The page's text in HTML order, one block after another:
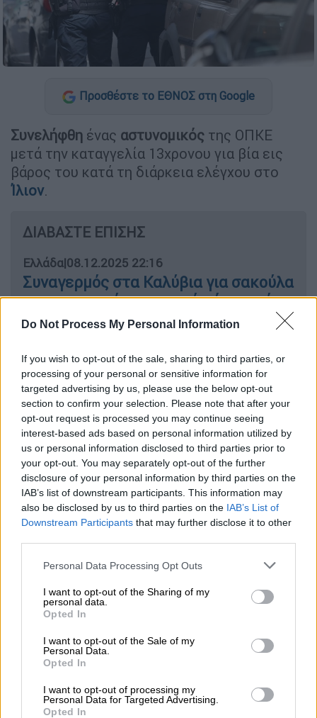
Do Not Process My Personal Information
If you wish to opt-out of the sale, sharing to third parties, or
processing of your personal or sensitive information for
targeted advertising by us, please use the below opt-out
section to confirm your selection. Please note that after your
opt-out request is processed you may continue seeing
interest-based ads based on personal information utilized by
us or personal information disclosed to third parties prior to
your opt-out. You may separately opt-out of the further
disclosure of your personal information by third parties on the
IAB’s list of downstream participants. This information may
also be disclosed by us to third parties on the IAB’s List of
Downstream Participants that may further disclose it to other
Please note that this website/app uses one or more Google
not limited to your visit or usage behaviour. You may click to
grant or deny consent to Google and its third-party tags to
use your data for below specified purposes in below Google
consent section.
Personal Data Processing Opt Outs
I want to opt-out of the Sharing of my
personal data.
Opted In
I want to opt-out of the Sale of my
Personal Data.
Opted In
I want to opt-out of processing my
Personal Data for Targeted Advertising.
Opted In
Προσθέστε το ΕΘΝΟΣ στη Google
Συνελήφθη ένας αστυνομικός της ΟΠΚΕ
μετά την καταγγελία 13χρονου για βία εις
βάρος του κατά τη διάρκεια ελέγχου στο
Ίλιον.
ΔΙΑΒΑΣΤΕ ΕΠΙΣΗΣ
Ελλάδα|08.12.2025 22:16
Συναγερμός στα Καλύβια για σακούλα
με εκρηκτικό μηχανισμό κάτω από
αυτοκίνητο
Το επεισόδιο σημειώθηκε αργά το απόγευμα
του Σαββάτου κοντά στο25o Δημοτικό
Σχολείο Ιλίου όταν αστυνομικοί τηςΟΠΚΕ
σταμάτησαν τρία παιδιά για έλεγχο που τα
είδαν να τρέχουν.
Όπως καταγγέλλει ο 13χρονος ένας από
τους αστυνομικούς τον πλησίασε και τον
γρονθοκόπησε στο πρόσωπο. Στη συνέχεια
του έκανε εξονυχιστικό σωματικό έλεγχο
και μάλιστα του άναβε τον φακό στα μάτια.
πέταξε και το κινητό τηλέφωνο στον δρόμο
όταν επιχείρησε να επικοινωνήσει με την
μητέρα του.
Σύμφωνα με το
να αναγνωρίσει τους αστυνομικούς που τον
χτύπησαν, αναγνώρισε 9 αστυνομικούς της